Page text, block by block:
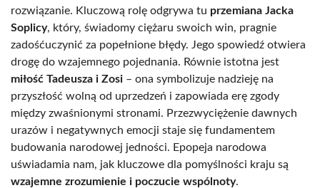
rozwiązanie. Kluczową rolę odgrywa tu przemiana Jacka
Soplicy, który, świadomy ciężaru swoich win, pragnie
zadośćuczynić za popełnione błędy. Jego spowiedź otwiera
drogę do wzajemnego pojednania. Równie istotna jest
miłość Tadeusza i Zosi – ona symbolizuje nadzieję na
przyszłość wolną od uprzedzeń i zapowiada erę zgody
między zwaśnionymi stronami. Przezwyciężenie dawnych
urazów i negatywnych emocji staje się fundamentem
budowania narodowej jedności. Epopeja narodowa
uświadamia nam, jak kluczowe dla pomyślności kraju są
wzajemne zrozumienie i poczucie wspólnoty.